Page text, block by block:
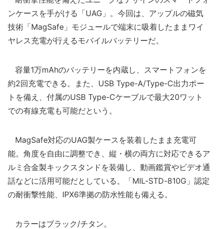
ンケースを手がける「UAG」。今回は、アップルの磁気
技術「MagSafe」モジュールで端末に吸着したままワイ
ヤレス充電が行えるモバイルバッテリーだ。
容量1万mAhのバッテリーを内蔵し、スマートフォンを
約2回充電できる。また、USB Type-A/Type-C出力ポー
トを備え、付属のUSB Type-Cケーブルで最大20ワット
での有線充電も可能だという。
MagSafe対応のUAG製ケースを装着したまま充電可
能。角度を自由に調整でき、縦・横の両方に対応できるア
ルミ合金製キックスタンドを装備し、動画鑑賞やビデオ通
話などに活用可能だとしている。「MIL-STD-810G」認定
の耐衝撃性能、IPX6準拠の防水性能も備える。
カラーはブラック/チタン。